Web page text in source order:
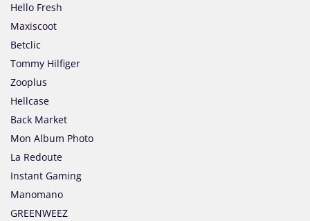
Hello Fresh
Maxiscoot
Betclic
Tommy Hilfiger
Zooplus
Hellcase
Back Market
Mon Album Photo
La Redoute
Instant Gaming
Manomano
GREENWEEZ